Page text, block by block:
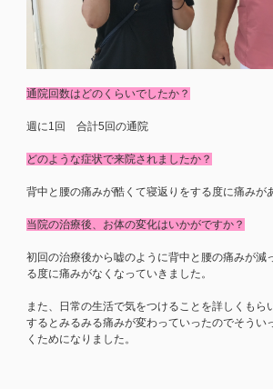
通院回数はどのくらいでしたか？
週に1回 合計5回の通院
どのような症状で来院されましたか？
背中と腰の痛みが酷くて寝返りをする度に痛みが
当院の治療後、お体の変化はいかがですか？
初回の治療後から嘘のように背中と腰の痛みが減
る度に痛みがなくなっていきました。
また、日常の生活で気をつけることを詳しくもら
するとみるみる痛みが変わっていったのでそうい
くためになりました。